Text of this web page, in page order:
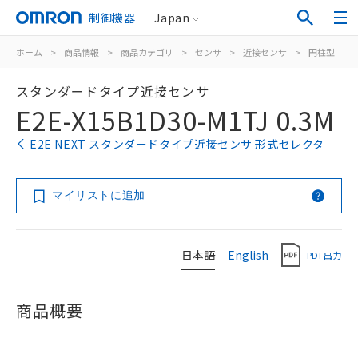
制御機器 Japan
ホーム > 商品情報 > 商品カテゴリ > センサ > 近接センサ > 円柱型
スタンダードタイプ近接センサ
E2E-X15B1D30-M1TJ 0.3M
E2E NEXT スタンダードタイプ近接センサ 形式セレクタ
マイリストに追加
日本語 English PDF出力
商品概要